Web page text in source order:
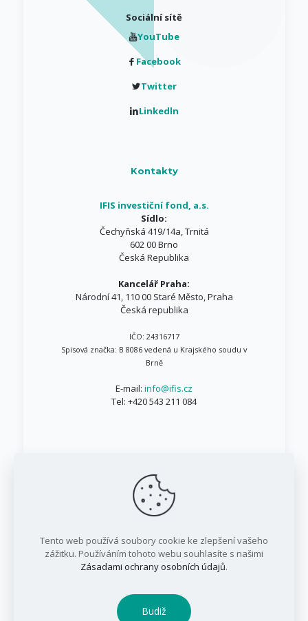
Sociální sítě
YouTube
Facebook
Twitter
Linkedln
Kontakty
IFIS investiční fond, a.s.
Sídlo:
Čechyňská 419/14a, Trnitá
602 00 Brno
Česká Republika
Kancelář Praha:
Národní 41, 110 00 Staré Město, Praha
Česká republika
IČO: 24316717
Spisová značka: B 8086 vedená u Krajského soudu v
Brně
E-mail: info@ifis.cz
Tel: +420 543 211 084
/ IFIS investiční fond, a.s.
Tento web používá soubory cookie ke zlepšení vašeho
zážitku. Používáním tohoto webu souhlasíte s našimi
Zásadami ochrany osobních údajů.
Budiž